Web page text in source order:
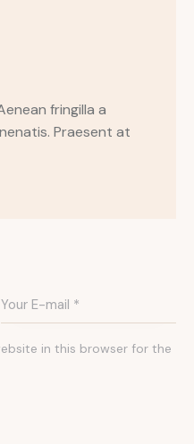
fringilla a
Praesent at
in this browser for the